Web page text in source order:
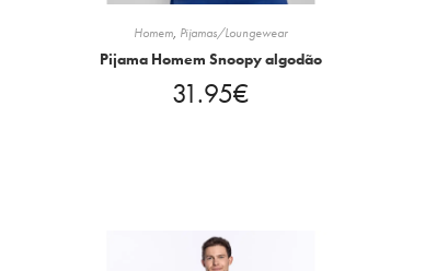
Homem, Pijamas/Loungewear
Pijama Homem Snoopy algodão
31.95€